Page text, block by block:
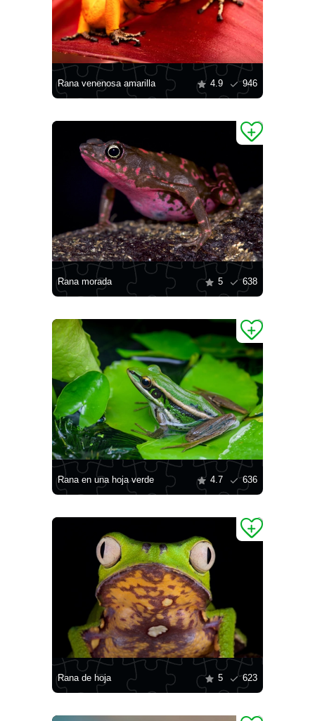
Rana venenosa amarilla 4.9 946
Rana morada 5 638
Rana en una hoja verde 4.7 636
Rana de hoja 5 623